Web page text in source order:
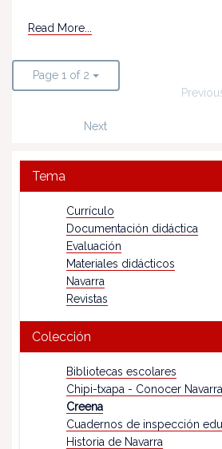
Read More...
Page 1 of 2
Next
Tema
Currículo
Documentación didáctica
Evaluación
Materiales didácticos
Navarra
Revistas
Colección
Bibliotecas escolares
Chipi-txapa - Conocer Navarra
Creena
Cuadernos de inspección
Historia de Navarra